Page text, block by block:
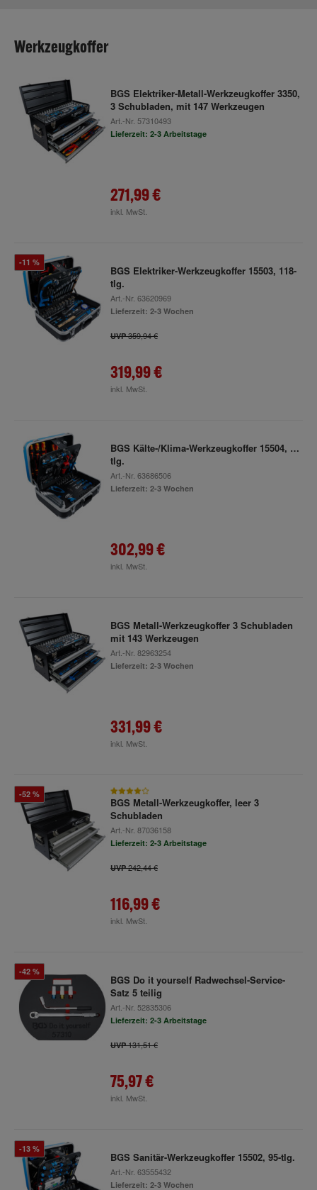
Werkzeugkoffer
BGS Elektriker-Metall-Werkzeugkoffer 3350,
3 Schubladen, mit 147 Werkzeugen
Art.-Nr. 57310493
Lieferzeit: 2-3 Arbeitstage
271,99 €
inkl. MwSt.
-11 %
BGS Elektriker-Werkzeugkoffer 15503, 118-
tlg.
Art.-Nr. 63620969
Lieferzeit: 2-3 Wochen
UVP359,94 €
319,99 €
inkl. MwSt.
BGS Kälte-/Klima-Werkzeugkoffer 15504, 86-
tlg.
Art.-Nr. 63686506
Lieferzeit: 2-3 Wochen
302,99 €
inkl. MwSt.
BGS Metall-Werkzeugkoffer 3 Schubladen
mit 143 Werkzeugen
Art.-Nr. 82963254
Lieferzeit: 2-3 Wochen
331,99 €
inkl. MwSt.
-52 %
BGS Metall-Werkzeugkoffer, leer 3
Schubladen
Art.-Nr. 87036158
Lieferzeit: 2-3 Arbeitstage
UVP242,44 €
116,99 €
inkl. MwSt.
-42 %
BGS Do it yourself Radwechsel-Service-
Satz 5 teilig
Art.-Nr. 52835306
Lieferzeit: 2-3 Arbeitstage
UVP131,51 €
75,97 €
inkl. MwSt.
-13 %
BGS Sanitär-Werkzeugkoffer 15502, 95-tlg.
Art.-Nr. 63555432
Lieferzeit: 2-3 Wochen